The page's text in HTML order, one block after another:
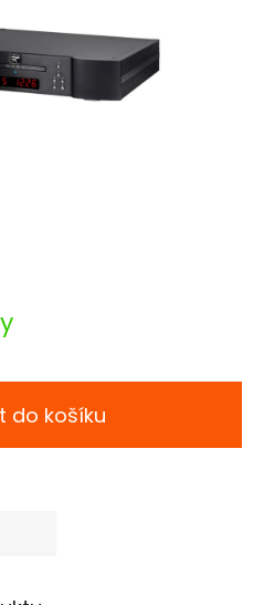
do košíku